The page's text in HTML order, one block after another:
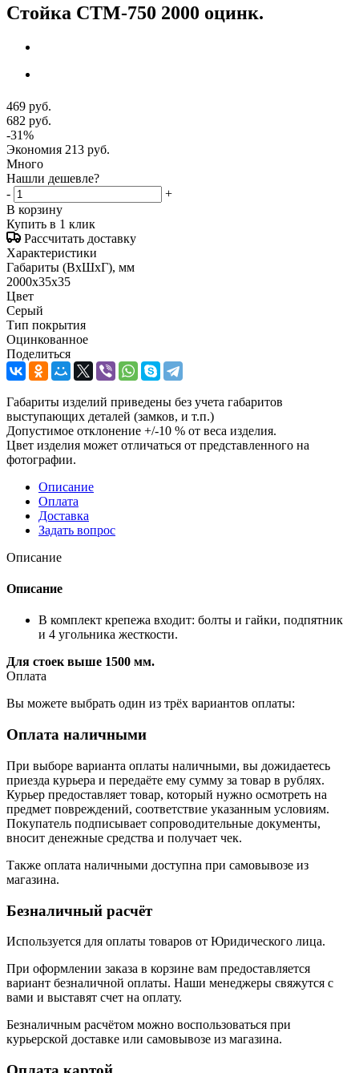
Стойка СТМ-750 2000 оцинк.
469 руб.
682 руб.
-31%
Экономия 213 руб.
Много
Нашли дешевле?
-
+
В корзину
Купить в 1 клик
Рассчитать доставку
Характеристики
Габариты (ВxШxГ), мм
2000x35x35
Цвет
Серый
Тип покрытия
Оцинкованное
Поделиться
Габариты изделий приведены без учета габаритов
выступающих деталей (замков, и т.п.)
Допустимое отклонение +/-10 % от веса изделия.
Цвет изделия может отличаться от представленного на
фотографии.
Описание
Оплата
Доставка
Задать вопрос
Описание
Описание
В комплект крепежа входит: болты и гайки, подпятник
и 4 угольника жесткости.
Для стоек выше 1500 мм.
Оплата
Вы можете выбрать один из трёх вариантов оплаты:
Оплата наличными
При выборе варианта оплаты наличными, вы дожидаетесь
приезда курьера и передаёте ему сумму за товар в рублях.
Курьер предоставляет товар, который нужно осмотреть на
предмет повреждений, соответствие указанным условиям.
Покупатель подписывает сопроводительные документы,
вносит денежные средства и получает чек.
Также оплата наличными доступна при самовывозе из
магазина.
Безналичный расчёт
Используется для оплаты товаров от Юридического лица.
При оформлении заказа в корзине вам предоставляется
вариант безналичной оплаты. Наши менеджеры свяжутся с
вами и выставят счет на оплату.
Безналичным расчётом можно воспользоваться при
курьерской доставке или самовывозе из магазина.